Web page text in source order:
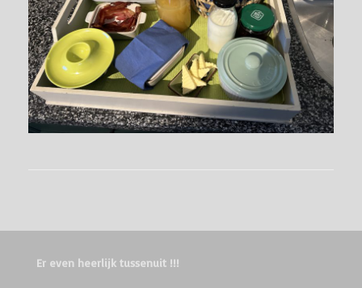
Er even heerlijk tussenuit !!!